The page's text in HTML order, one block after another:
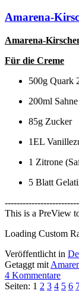
Amarena-
Amarena-
Für die Creme
500g Quark
200ml
85g Zucker
1EL
1 Zitrone
5 Blatt
This is a PreView
Loading Custom
Veröffentlicht in
Getaggt mit
4 Kommentare
Seiten: 1 2 3 4 5 6